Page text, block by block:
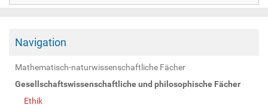
Navigation
Mathematisch-naturwissenschaftliche Fächer
Gesellschaftswissenschaftliche und philosophische Fächer
Ethik